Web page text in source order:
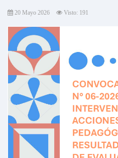
20 Mayo 2026 Visto: 191